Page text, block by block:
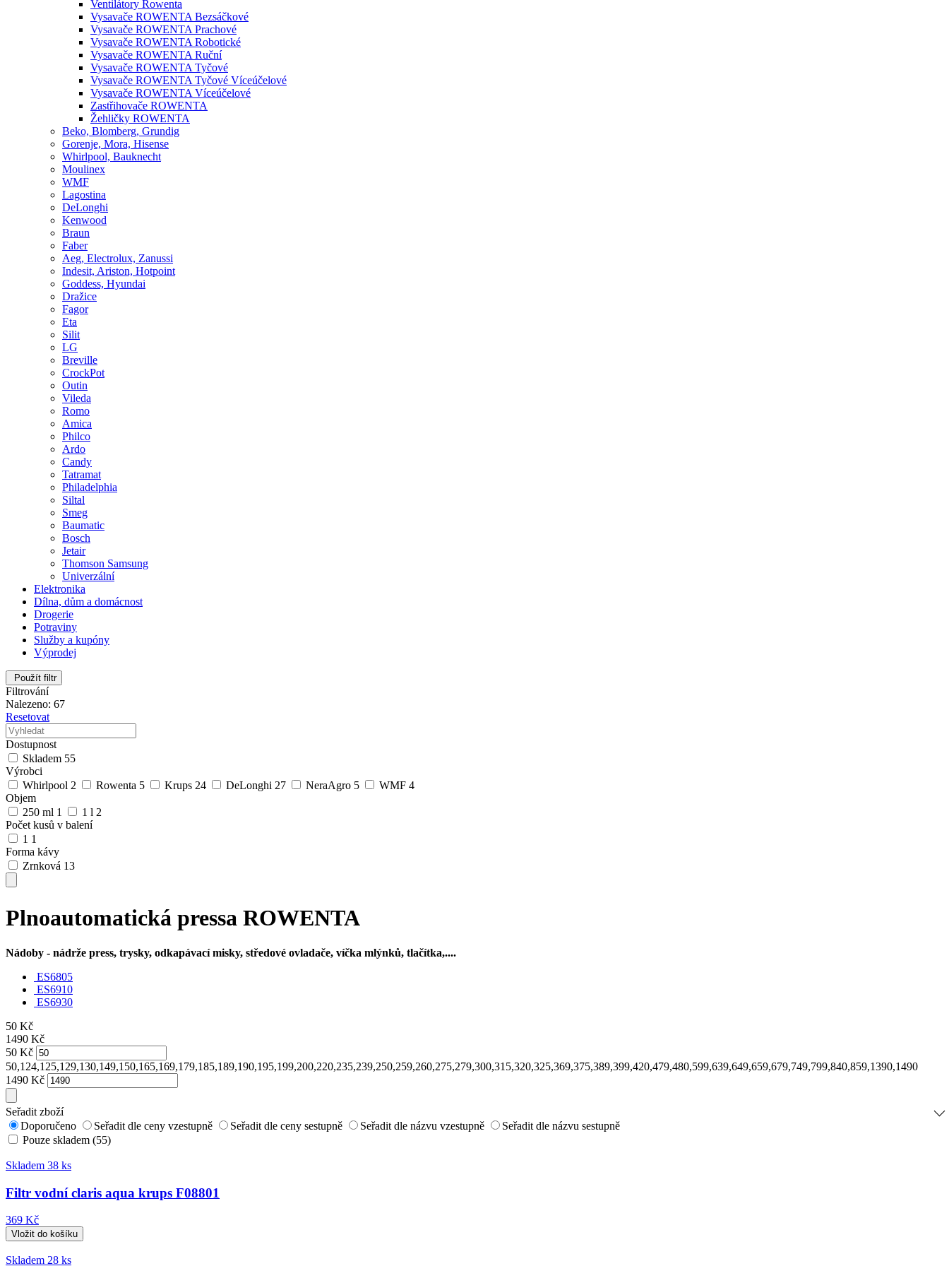
Ventilátory Rowenta
Vysavače ROWENTA Bezsáčkové
Vysavače ROWENTA Prachové
Vysavače ROWENTA Robotické
Vysavače ROWENTA Ruční
Vysavače ROWENTA Tyčové
Vysavače ROWENTA Tyčové Víceúčelové
Vysavače ROWENTA Víceúčelové
Zastřihovače ROWENTA
Žehličky ROWENTA
Beko, Blomberg, Grundig
Gorenje, Mora, Hisense
Whirlpool, Bauknecht
Moulinex
WMF
Lagostina
DeLonghi
Kenwood
Braun
Faber
Aeg, Electrolux, Zanussi
Indesit, Ariston, Hotpoint
Goddess, Hyundai
Dražice
Fagor
Eta
Silit
LG
Breville
CrockPot
Outin
Vileda
Romo
Amica
Philco
Ardo
Candy
Tatramat
Philadelphia
Siltal
Smeg
Baumatic
Bosch
Jetair
Thomson Samsung
Univerzální
Elektronika
Dílna, dům a domácnost
Drogerie
Potraviny
Služby a kupóny
Výprodej
Použít filtr
Filtrování
Nalezeno: 67
Resetovat
Dostupnost
Skladem 55
Výrobci
Whirlpool 2 Rowenta 5 Krups 24 DeLonghi 27 NeraAgro 5 WMF 4
Objem
250 ml 1 1 l 2
Počet kusů v balení
1 1
Forma kávy
Zrnková 13
Plnoautomatická pressa ROWENTA
Nádoby - nádrže press, trysky, odkapávací misky, středové ovladače, víčka mlýnků, tlačítka,....
ES6805
ES6910
ES6930
50 Kč
1490 Kč
50 Kč
50,124,125,129,130,149,150,165,169,179,185,189,190,195,199,200,220,235,239,250,259,260,275,279,300,315,320,325,369,375,389,399,420,479,480,599,639,649,659,679,749,799,840,859,1390,1490
1490 Kč
Seřadit zboží
Doporučeno
Seřadit dle ceny vzestupně Seřadit dle ceny sestupně Seřadit dle názvu vzestupně
Seřadit dle názvu sestupně
Pouze skladem (55)
Skladem 38 ks
Filtr vodní claris aqua krups F08801
369 Kč
Skladem 28 ks